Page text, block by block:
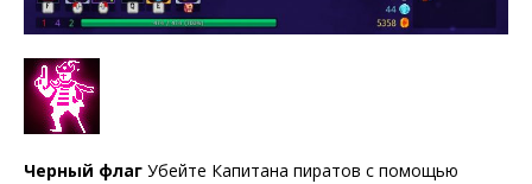
Черный флаг Убейте Капитана пиратов с помощью